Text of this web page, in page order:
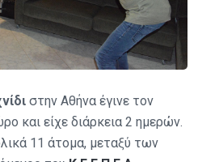
στην Αθήνα έγινε τον
και είχε διάρκεια 2 ημερών.
11 άτομα, μεταξύ των